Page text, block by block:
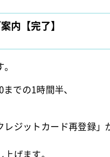
内【完了】
での1時間半、
レジットカード再登録」
げます。